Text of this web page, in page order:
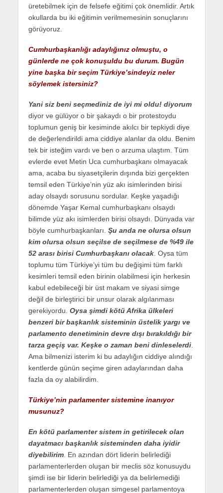
üretebilmek için de felsefe eğitimi çok önemlidir. Artık
okullarda bu iki eğitimin verilmemesinin sonuçlarını
görüyoruz.
Cumhurbaşkanlığı adaylığınız olmuştu, o
günlerde ne çok konuşuldu bu durum. Bugün
yine başka bir seçim Türkiye’sindeyiz neler
söylemek istersiniz?
Yani siz beni seçmediniz de iyi mi oldu! diyorum
diyor ve gülüyor o bir şakaydı o bir protestoydu
toplumun geniş bir kesiminde akılcı bir tepkiydi diye
de değerlendirildi ama ciddiye alanlar da oldu. Benim
tek bir isteğim vardı ve ben o arzuma ulaştım. Tüm
evlerde evet Metin Uca cumhurbaşkanı olmayacak
ama, acaba bu siyasetçilerin dışında bizi gerçekten
temsil eden Türkiye’nin yüz akı isimlerinden birisi
aday olsaydı sorusunu sordular. Keşke yaşadığı
dönemde Yaşar Kemal cumhurbaşkanı olsaydı
bilimde yüz akı isimlerden birisi olsaydı. Dünyada var
böyle cumhurbaşkanları. Şu anda ne olursa olsun
kim olursa olsun seçilse de seçilmese de %49 ile
52 arası birisi Cumhurbaşkanı olacak. Oysa tüm
toplumu tüm Türkiye’yi tüm bu değişimi tüm farklı
kesimleri temsil eden birinin olabilmesi için herkesin
kabul edebileceği bir üst makam ve siyasi simge
değil de birleştirici bir unsur olarak algılanması
gerekiyordu. Oysa şimdi kötü Afrika ülkeleri
benzeri bir başkanlık sisteminin üstelik yargı ve
parlamento denetiminin devre dışı bırakıldığı bir
tarza geçiş var. Keşke o zaman beni dinleselerdi.
Ama bilmenizi isterim ki bu adaylığın ciddiye alındığı
kentlerde günün seçime giren adaylarından daha
fazla da oy alabilirdim.
Türkiye’nin parlamenter sistemine inanıyor
musunuz?
En kötü parlamenter sistem in getirilecek olan
dayatmacı başkanlık sisteminden daha iyidir
diyebilirim. En azından dört liderin belirlediği
parlamenterlerden oluşan bir meclis söz konusuydu
şimdi ise bir liderin belirlediği ya da belirlemediği
parlamenterlerden oluşan simgesel parlamentoya